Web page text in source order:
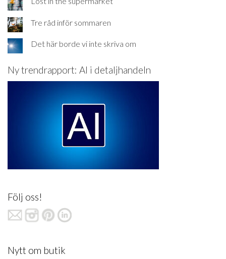
Tre råd inför sommaren
Det här borde vi inte skriva om
Ny trendrapport: AI i detaljhandeln
Följ oss!
Nytt om butik